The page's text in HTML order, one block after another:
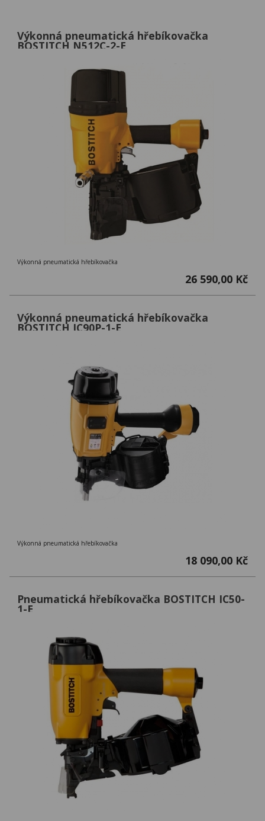
Výkonná pneumatická hřebíkovačka
BOSTITCH N512C-2-E
Výkonná pneumatická hřebíkovačka
26 590,00 Kč
Výkonná pneumatická hřebíkovačka
BOSTITCH IC90P-1-E
Výkonná pneumatická hřebíkovačka
18 090,00 Kč
Pneumatická hřebíkovačka BOSTITCH IC50-
1-E